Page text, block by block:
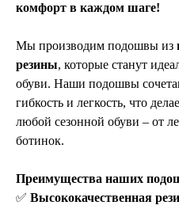
комфорт в каждом шаге!
Мы производим подошвы из
резины, которые станут
обуви. Наши подошвы
гибкость и легкость, что
любой сезонной обуви – от
ботинок.
Преимущества наших
✅ Высококачественная